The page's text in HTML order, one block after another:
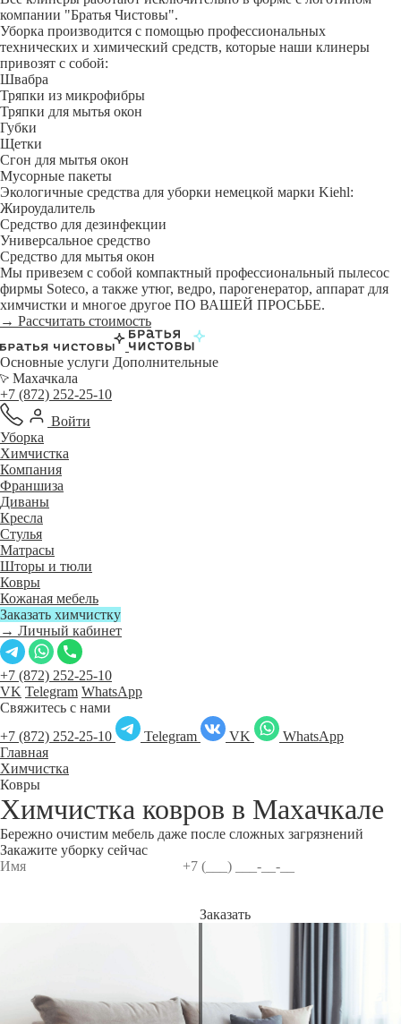
компании "Братья Чистовы".
Уборка производится с помощью профессиональных
технических и химический средств, которые наши клинеры
привозят с собой:
Швабра
Тряпки из микрофибры
Тряпки для мытья окон
Губки
Щетки
Сгон для мытья окон
Мусорные пакеты
Экологичные средства для уборки немецкой марки Kiehl:
Жироудалитель
Средство для дезинфекции
Универсальное средство
Средство для мытья окон
Мы привезем с собой компактный профессиональный пылесос
фирмы Soteco, а также утюг, ведро, парогенератор, аппарат для
химчистки и многое другое ПО ВАШЕЙ ПРОСЬБЕ.
→ Рассчитать стоимость
Основные услуги Дополнительные
Махачкала
+7 (872) 252-25-10
Войти
Уборка
Химчистка
Компания
Франшиза
Диваны
Кресла
Стулья
Матрасы
Шторы и тюли
Ковры
Кожаная мебель
Заказать химчистку
→ Личный кабинет
+7 (872) 252-25-10
VK Telegram WhatsApp
Свяжитесь с нами
+7 (872) 252-25-10
Telegram VK
WhatsApp
Главная
Химчистка
Ковры
Химчистка ковров в Махачкале
Бережно очистим мебель даже после сложных загрязнений
Закажите уборку сейчас
Заказать